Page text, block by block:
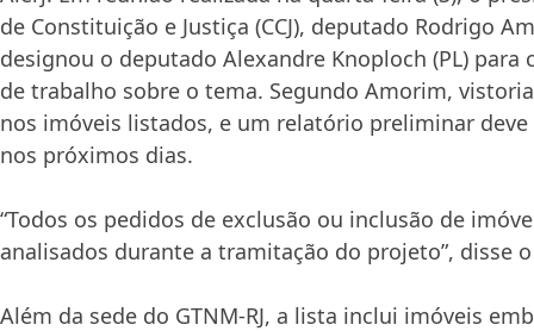
de Constituição e Justiça (CCJ), deputado Rodrigo
designou o deputado Alexandre Knoploch (PL)
de trabalho sobre o tema. Segundo Amorim,
nos imóveis listados, e um relatório preliminar
nos próximos dias.
“Todos os pedidos de exclusão ou inclusão de
analisados durante a tramitação do projeto”, disse
Além da sede do GTNM-RJ, a lista inclui imóveis